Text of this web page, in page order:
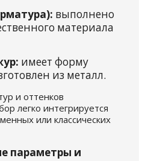
выполнено
материала
имеет форму
из металл.
и оттенков
легко интегрируется
или классических
параметры и